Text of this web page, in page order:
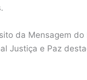
da Mensagem
Justiça e Paz